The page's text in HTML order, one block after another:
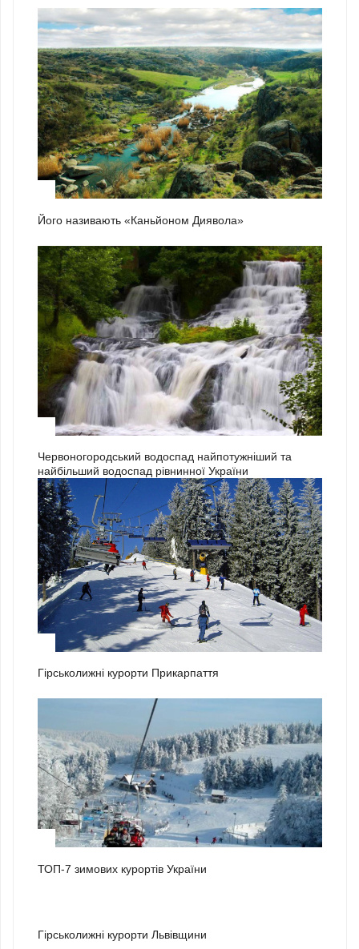
Його називають «Каньйоном Диявола»
Червоногородський водоспад найпотужніший та
найбільший водоспад рівнинної України
Гірськолижні курорти Прикарпаття
ТОП-7 зимових курортів України
Гірськолижні курорти Львівщини